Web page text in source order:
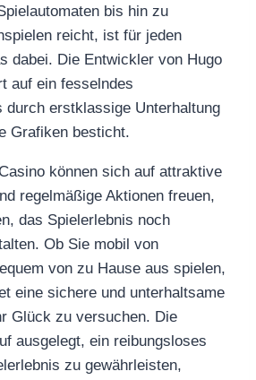
bis hin zu
reicht, ist für jeden
dabei. Die Entwickler von Hugo
auf ein fesselndes
durch erstklassige Unterhaltung
Grafiken besticht.
können sich auf attraktive
regelmäßige Aktionen freuen,
das Spielerlebnis noch
Ob Sie mobil von
von zu Hause aus spielen,
eine sichere und unterhaltsame
Glück zu versuchen. Die
ausgelegt, ein reibungsloses
zu gewährleisten,